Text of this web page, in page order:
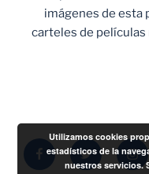
imágenes de esta
carteles de
FacebookTwitter
Utilizamos cookies
estadísticos de la
nuestros servicios.